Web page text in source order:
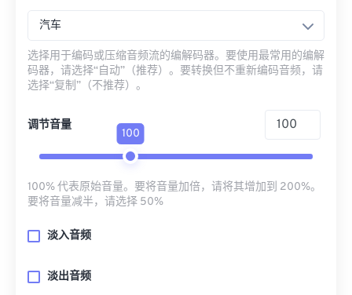
汽车
选择用于编码或压缩音频流的编解码器。要使用最常用的编解
码器，请选择“自动”（推荐）。要转换但不重新编码音频，请
选择“复制”（不推荐）。
调节音量
100
100% 代表原始音量。要将音量加倍，请将其增加到 200%。
要将音量减半，请选择 50%
淡入音频
淡出音频